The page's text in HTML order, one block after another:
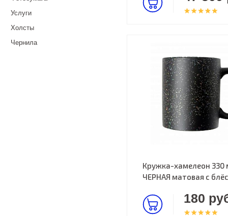
Услуги
Холсты
Чернила
Кружка-хамелеон 330
ЧЕРНАЯ матовая с
180